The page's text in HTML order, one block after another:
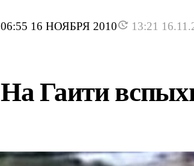
06:55 16 НОЯБРЯ 2010 13:21
На Гаити